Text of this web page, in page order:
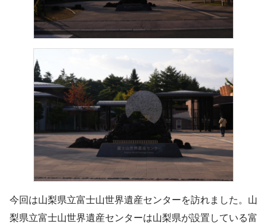
今回は山梨県立富士山世界遺産センターを訪れました。山
梨県立富士山世界遺産センターは山梨県が設置している富